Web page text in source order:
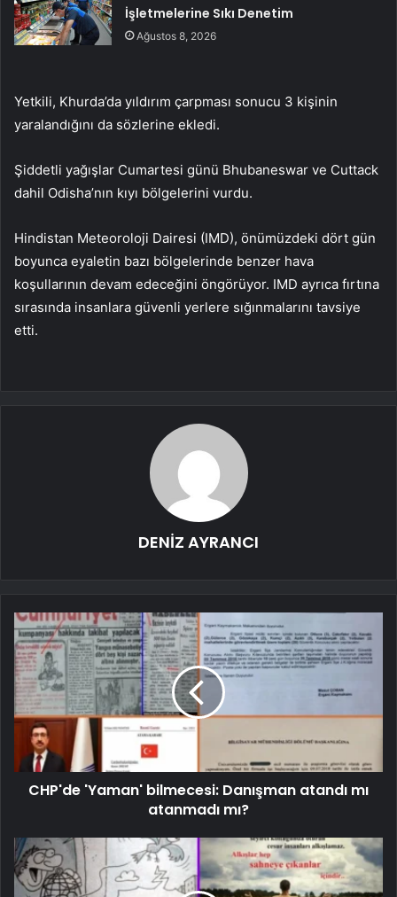
İşletmelerine Sıkı Denetim
Ağustos 8, 2026
Yetkili, Khurda’da yıldırım çarpması sonucu 3 kişinin
yaralandığını da sözlerine ekledi.
Şiddetli yağışlar Cumartesi günü Bhubaneswar ve Cuttack
dahil Odisha’nın kıyı bölgelerini vurdu.
Hindistan Meteoroloji Dairesi (IMD), önümüzdeki dört gün
boyunca eyaletin bazı bölgelerinde benzer hava
koşullarının devam edeceğini öngörüyor. IMD ayrıca fırtına
sırasında insanlara güvenli yerlere sığınmalarını tavsiye
etti.
DENİZ AYRANCI
CHP'de 'Yaman' bilmecesi: Danışman atandı mı
atanmadı mı?